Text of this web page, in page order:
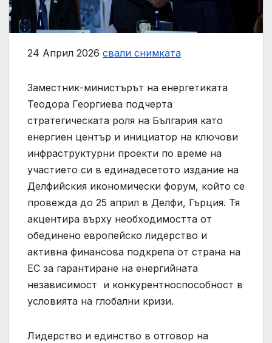
24 Април 2026 свали снимката
Заместник-министърът на енергетиката
Теодора Георгиева подчерта
стратегическата роля на България като
енергиен център и инициатор на ключови
инфраструктурни проекти по време на
участието си в единадесетото издание на
Делфийския икономически форум, който се
провежда до 25 април в Делфи, Гърция. Тя
акцентира върху необходимостта от
обединено европейско лидерство и
активна финансова подкрепа от страна на
ЕС за гарантиране на енергийната
независимост и конкурентноспособност в
условията на глобални кризи.
Лидерство и единство в отговор на